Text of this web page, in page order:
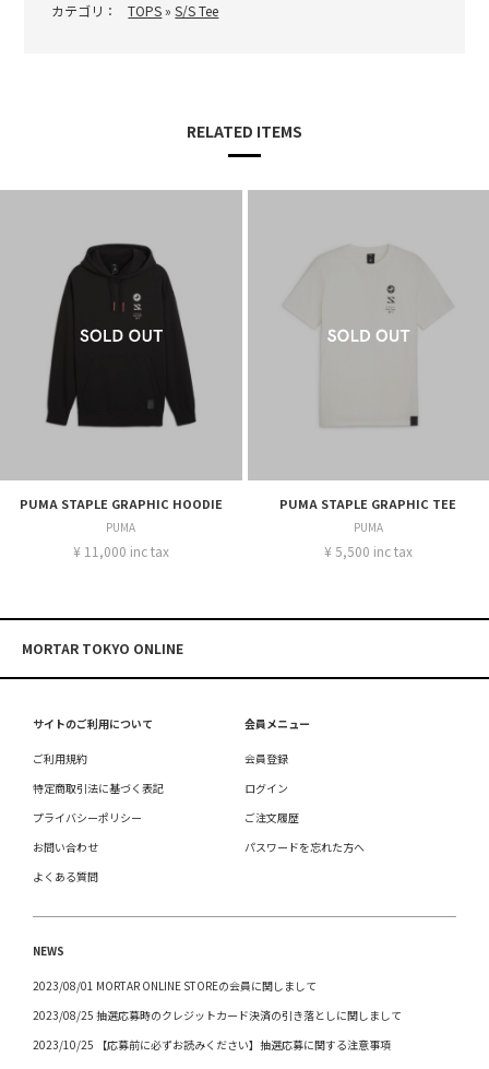
カテゴリ：
TOPS »S/S Tee
RELATED ITEMS
PUMA STAPLE GRAPHIC HOODIE
PUMA
¥ 11,000 inc tax
PUMA STAPLE GRAPHIC TEE
PUMA
¥ 5,500 inc tax
MORTAR TOKYO ONLINE
サイトのご利用について
ご利用規約
特定商取引法に基づく表記
プライバシーポリシー
お問い合わせ
よくある質問
会員メニュー
会員登録
ログイン
ご注文履歴
パスワードを忘れた方へ
NEWS
2023/08/01 MORTAR ONLINE STOREの会員に関しまして
2023/08/25 抽選応募時のクレジットカード決済の引き落としに関しまして
2023/10/25 【応募前に必ずお読みください】抽選応募に関する注意事項